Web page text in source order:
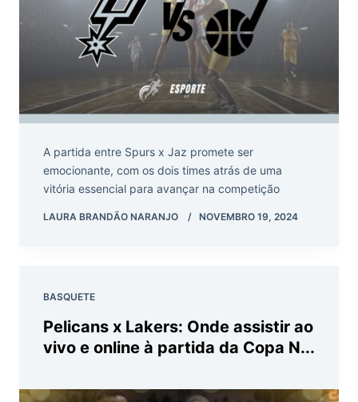
A partida entre Spurs x Jaz promete ser
emocionante, com os dois times atrás de uma
vitória essencial para avançar na competição
LAURA BRANDÃO NARANJO NOVEMBRO 19, 2024
BASQUETE
Pelicans x Lakers: Onde assistir ao
vivo e online à partida da Copa N...